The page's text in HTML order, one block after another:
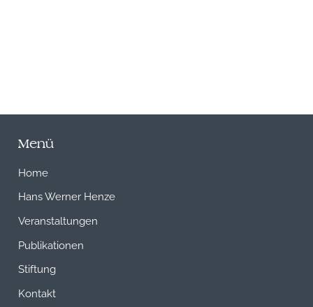
Menü
Home
Hans Werner Henze
Veranstaltungen
Publikationen
Stiftung
Kontakt